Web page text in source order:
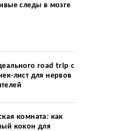
следы в мозге
road trip с
лист для нервов
комната: как
кокон для